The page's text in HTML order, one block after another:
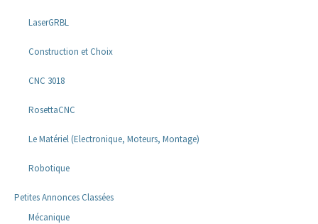
LaserGRBL
Construction et Choix
CNC 3018
RosettaCNC
Le Matériel (Electronique, Moteurs, Montage)
Robotique
Petites Annonces Classées
Mécanique